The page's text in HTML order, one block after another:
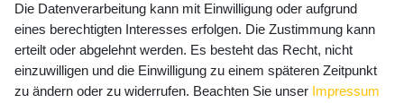
Newsletter Anmeldung - Keine Angebote
mehr verpassen!
E-MAIL **
Newsletter
Honig
Die Datenverarbeitung kann mit Einwilligung oder aufgrund
eines berechtigten Interesses erfolgen. Die Zustimmung kann
erteilt oder abgelehnt werden. Es besteht das Recht, nicht
einzuwilligen und die Einwilligung zu einem späteren Zeitpunkt
zu ändern oder zu widerrufen. Beachten Sie unser Impressum